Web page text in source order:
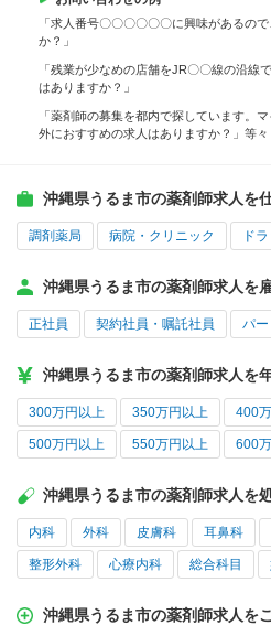
「求人番号〇〇〇〇〇〇に興味があるの
か？」
「残業が少なめの店舗をJR〇〇線の沿線
はありますか？」
「薬剤師の募集を都内で探しています。
外におすすめの求人はありますか？」等々
沖縄県うるま市の薬剤師求人を
調剤薬局 病院・クリニック ド
沖縄県うるま市の薬剤師求人を
正社員 契約社員・嘱託社員 パー
沖縄県うるま市の薬剤師求人を
300万円以上 350万円以上 400
500万円以上 550万円以上 600
沖縄県うるま市の薬剤師求人を
内科 外科 皮膚科 耳鼻科
整形外科 心療内科 総合科目
沖縄県うるま市の薬剤師求人を